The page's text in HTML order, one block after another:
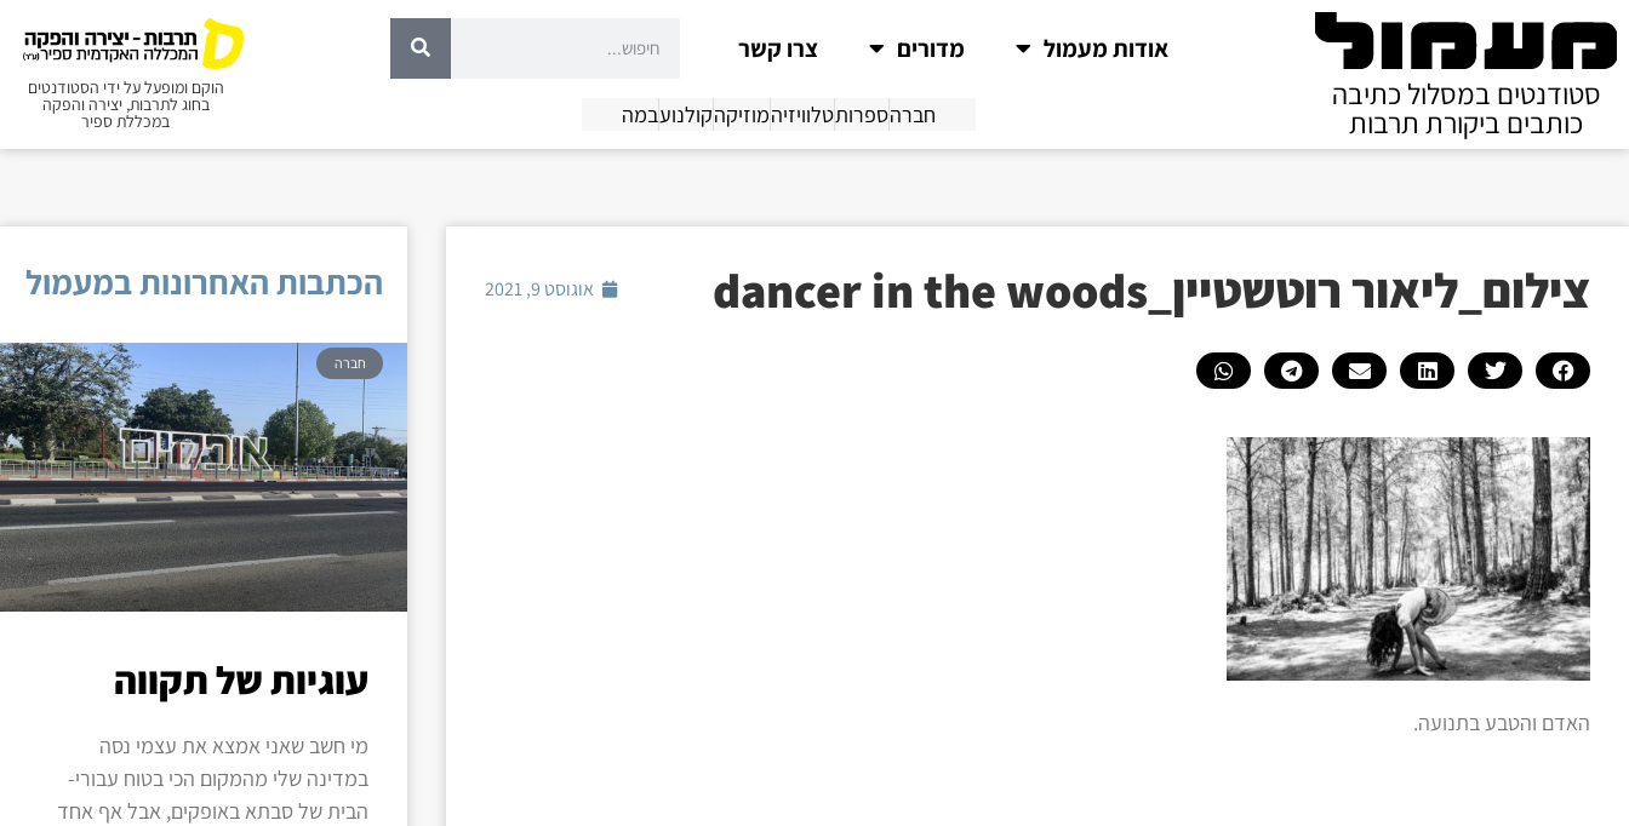
סטודנטים במסלול כתיבה
כותבים ביקורת תרבות
אודות מעמול מדורים צרו קשר
חברהספרותטלוויזיהמוזיקהקולנועבמה
הוקם ומופעל על ידי הסטודנטים
בחוג לתרבות, יצירה והפקה
במכללת ספיר
צילום_ליאור רוטשטיין_dancer in the woods אוגוסט 9, 2021
האדם והטבע בתנועה.
הכתבות האחרונות במעמול
חברה
עוגיות של תקווה
מי חשב שאני אמצא את עצמי נסה
במדינה שלי מהמקום הכי בטוח עבורי-
הבית של סבתא באופקים, אבל אף אחד